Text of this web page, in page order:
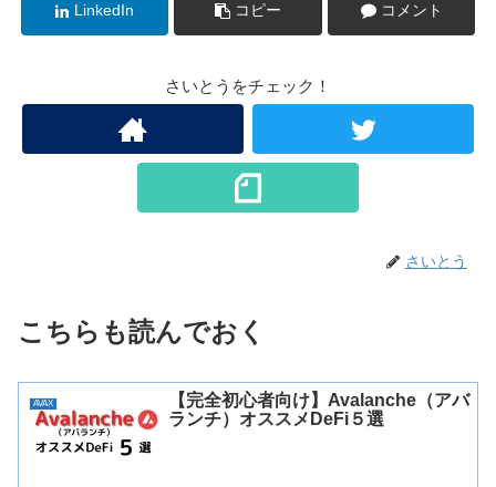
LinkedIn コピー コメント
さいとうをチェック！
さいとう
こちらも読んでおく
AVAX
【完全初心者向け】Avalanche（アバ
ランチ）オススメDeFi５選